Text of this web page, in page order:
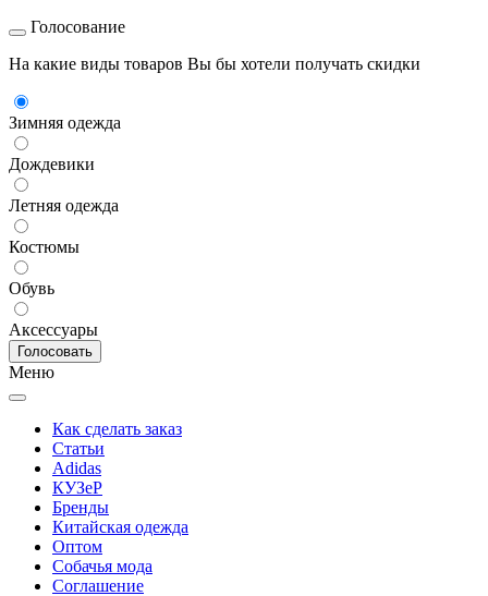
Голосование
На какие виды товаров Вы бы хотели получать скидки
Зимняя одежда
Дождевики
Летняя одежда
Костюмы
Обувь
Аксессуары
Меню
Как сделать заказ
Статьи
Adidas
КУЗеР
Бренды
Китайская одежда
Оптом
Собачья мода
Соглашение